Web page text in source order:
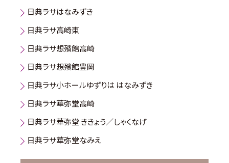
日典ラサはなみずき
日典ラサ高崎東
日典ラサ想殯館高崎
日典ラサ想殯館豊岡
日典ラサ小ホールゆずりは はなみずき
日典ラサ華弥堂高崎
日典ラサ華弥堂 ききょう／しゃくなげ
日典ラサ華弥堂なみえ